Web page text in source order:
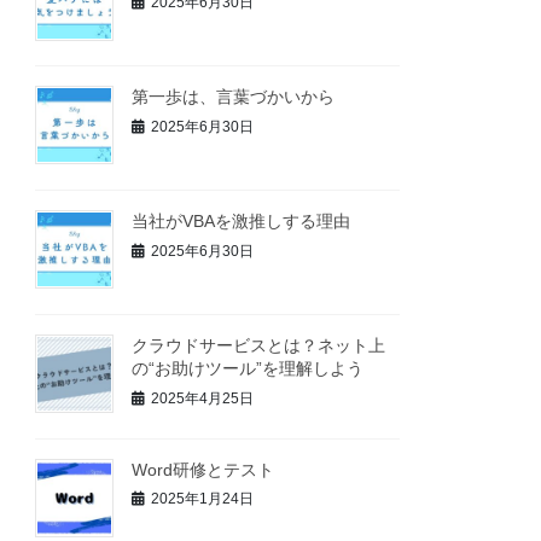
第一歩は、言葉づかいから
2025年6月30日
当社がVBAを激推しする理由
2025年6月30日
クラウドサービスとは？ネット上
の“お助けツール”を理解しよう
2025年4月25日
Word研修とテスト
2025年1月24日